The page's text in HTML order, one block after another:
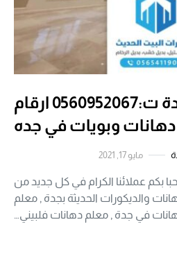
رقم معلم بوية بجدة ت:0560952067 ارقام
وبويات في جده
مايو 17, 2021
بكم عملائنا الكرام في كل جديد من
والديكورات الحديثة بجدة , معلم
في جدة , معلم دهانات فلبيني…